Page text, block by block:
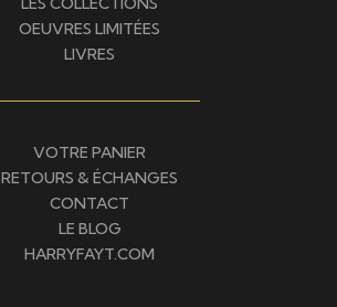
OEUVRES LIMITÉES
LIVRES
VOTRE PANIER
RETOURS & ÉCHANGES
CONTACT
LE BLOG
HARRYFAYT.COM